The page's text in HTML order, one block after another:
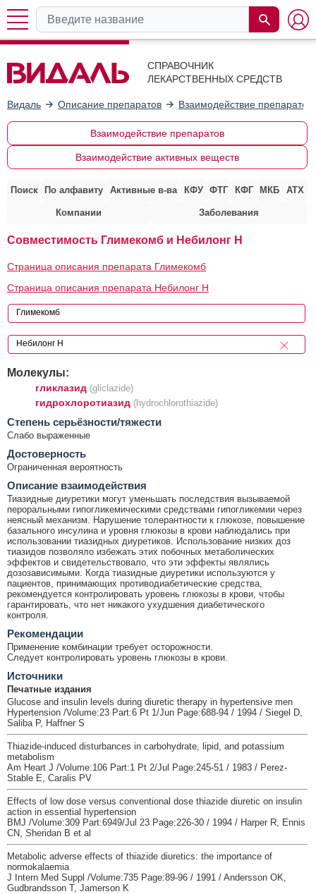
СПРАВОЧНИК
ЛЕКАРСТВЕННЫХ СРЕДСТВ
Видаль Описание препаратов Взаимодействие препаратов
Взаимодействие препаратов
Взаимодействие активных веществ
Поиск По алфавиту Активные в-ва КФУ ФТГ КФГ МКБ АТХ
Компании Заболевания
Совместимость Глимекомб и Небилонг H
Страница описания препарата Глимекомб
Страница описания препарата Небилонг H
Молекулы:
гликлазид (gliclazide)
гидрохлоротиазид (hydrochlorothiazide)
Cтепень серьёзности/тяжести
Слабо выраженные
Достоверность
Ограниченная вероятность
Описание взаимодействия
Тиазидные диуретики могут уменьшать последствия вызываемой
пероральными гипогликемическими средствами гипогликемии через
неясный механизм. Нарушение толерантности к глюкозе, повышение
базального инсулина и уровня глюкозы в крови наблюдались при
использовании тиазидных диуретиков. Использование низких доз
тиазидов позволяло избежать этих побочных метаболических
эффектов и свидетельствовало, что эти эффекты являлись
дозозависимыми. Когда тиазидные диуретики используются у
пациентов, принимающих противодиабетические средства,
рекомендуется контролировать уровень глюкозы в крови, чтобы
гарантировать, что нет никакого ухудшения диабетического
контроля.
Рекомендации
Применение комбинации требует осторожности.
Следует контролировать уровень глюкозы в крови.
Источники
Печатные издания
Glucose and insulin levels during diuretic therapy in hypertensive men
Hypertension /Volume:23 Part:6 Pt 1/Jun Page:688-94 / 1994 / Siegel D,
Saliba P, Haffner S
Thiazide-induced disturbances in carbohydrate, lipid, and potassium
metabolism
Am Heart J /Volume:106 Part:1 Pt 2/Jul Page:245-51 / 1983 / Perez-
Stable E, Caralis PV
Effects of low dose versus conventional dose thiazide diuretic on insulin
action in essential hypertension
BMJ /Volume:309 Part:6949/Jul 23 Page:226-30 / 1994 / Harper R, Ennis
CN, Sheridan B et al
Metabolic adverse effects of thiazide diuretics: the importance of
normokalaemia
J Intern Med Suppl /Volume:735 Page:89-96 / 1991 / Andersson OK,
Gudbrandsson T, Jamerson K